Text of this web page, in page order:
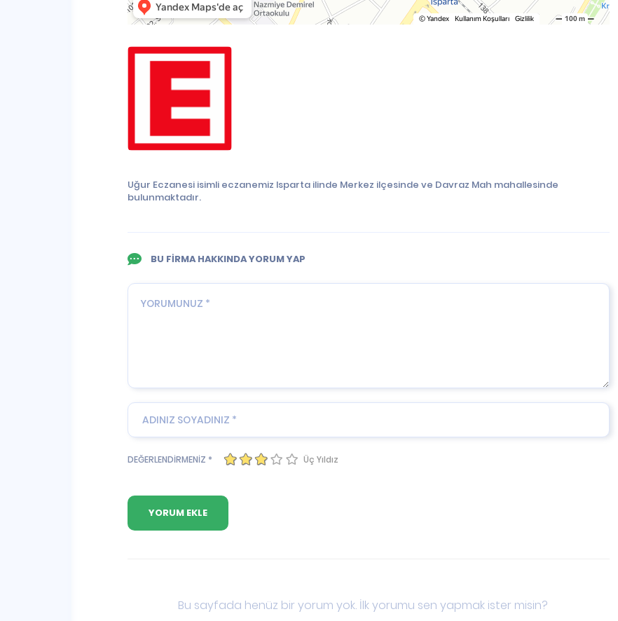
Uğur Eczanesi isimli eczanemiz Isparta ilinde Merkez ilçesinde ve Davraz Mah mahallesinde
bulunmaktadır.
BU FİRMA HAKKINDA YORUM YAP
DEĞERLENDİRMENİZ * Üç Yıldız
Bu sayfada henüz bir yorum yok. İlk yorumu sen yapmak ister misin?